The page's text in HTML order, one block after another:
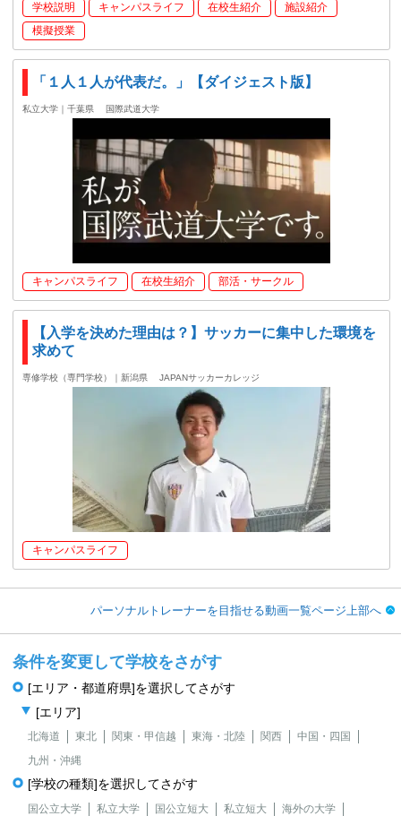
学校説明 キャンパスライフ 在校生紹介
施設紹介
模擬授業
「１人１人が代表だ。」【ダイジェスト版】
私立大学｜千葉県 国際武道大学
キャンパスライフ 在校生紹介 部活・サークル
【入学を決めた理由は？】サッカーに集中した環境を
求めて
専修学校（専門学校）｜新潟県 JAPANサッカーカレッジ
キャンパスライフ
パーソナルトレーナーを目指せる動画一覧ページ上部へ
条件を変更して学校をさがす
[エリア・都道府県]を選択してさがす
[エリア]
北海道 東北 関東・甲信越 東海・北陸 関西
中国・四国
九州・沖縄
[学校の種類]を選択してさがす
国公立大学 私立大学 国公立短大 私立短大
海外の大学